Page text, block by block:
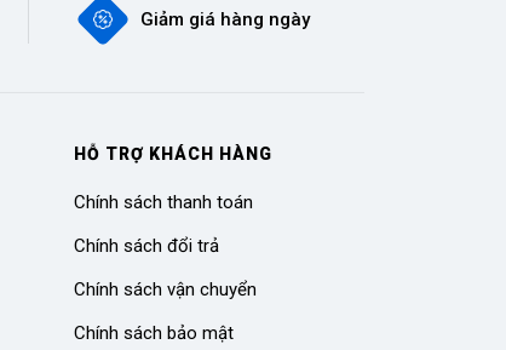
Giảm giá hàng ngày
HỖ TRỢ KHÁCH HÀNG
Chính sách thanh toán
Chính sách đổi trả
Chính sách vận chuyển
Chính sách bảo mật